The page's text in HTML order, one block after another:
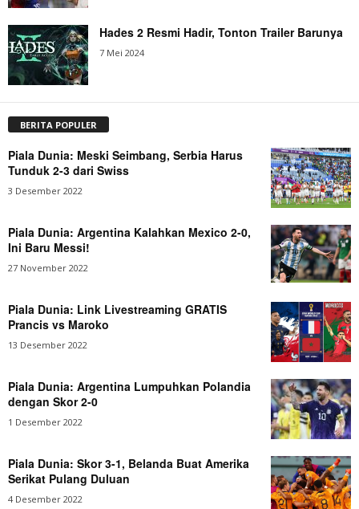
Hades 2 Resmi Hadir, Tonton Trailer Barunya
7 Mei 2024
BERITA POPULER
Piala Dunia: Meski Seimbang, Serbia Harus
Tunduk 2-3 dari Swiss
3 Desember 2022
Piala Dunia: Argentina Kalahkan Mexico 2-0,
Ini Baru Messi!
27 November 2022
Piala Dunia: Link Livestreaming GRATIS
Prancis vs Maroko
13 Desember 2022
Piala Dunia: Argentina Lumpuhkan Polandia
dengan Skor 2-0
1 Desember 2022
Piala Dunia: Skor 3-1, Belanda Buat Amerika
Serikat Pulang Duluan
4 Desember 2022